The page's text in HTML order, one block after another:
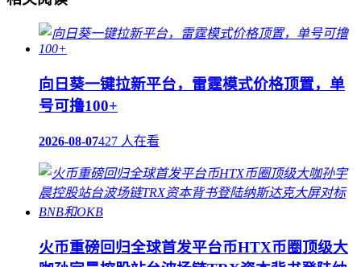
向日葵一键拉新平台，雷霆模式价格顶置，单
号可撸100+
2026-08-07427 人在看
火币重磅回归全球首发平台币HTX币圈顶级大